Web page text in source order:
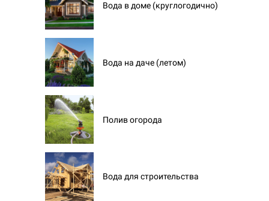
Вода в доме (круглогодично)
Вода на даче (летом)
Полив огорода
Вода для строительства